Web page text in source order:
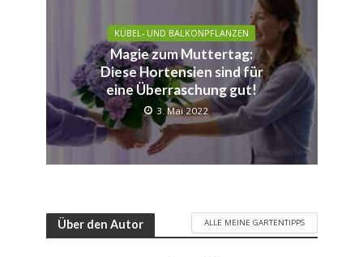
KÜBEL- UND BALKONPFLANZEN
Magie zum Muttertag:
Diese Hortensien sind für
eine Überraschung gut!
3. Mai 2022
Über den Autor ALLE MEINE GARTENTIPPS